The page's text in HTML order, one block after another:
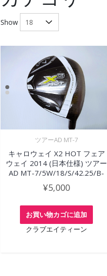
Show
ツアーAD MT-7
キャロウェイ X2 HOT フェア
ウェイ 2014 (日本仕様) ツアー
AD MT-7/5W/18/S/42.25/B-
¥5,000
お買い物カゴに追加
クラブエイティーン